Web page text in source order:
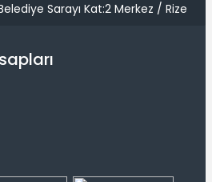
Sarayı Kat:2 Merkez / Rize